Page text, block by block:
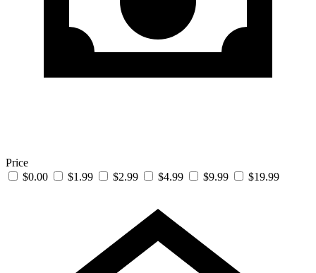
Price
$0.00
$1.99 $2.99 $4.99 $9.99 $19.99